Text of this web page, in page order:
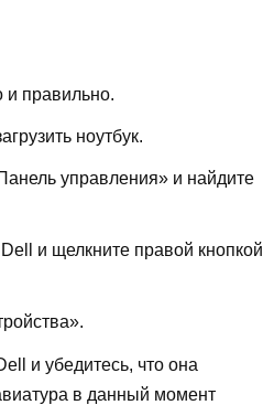
и правильно.
ноутбук.
управления» и найдите
и щелкните правой кнопкой
и убедитесь, что она
в данный момент